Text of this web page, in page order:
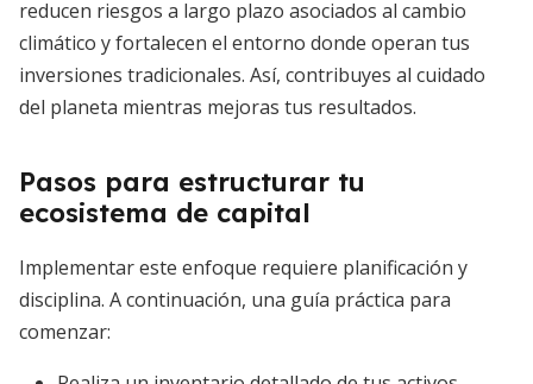
reducen riesgos a largo plazo asociados al cambio
climático y fortalecen el entorno donde operan tus
inversiones tradicionales. Así, contribuyes al cuidado
del planeta mientras mejoras tus resultados.
Pasos para estructurar tu
ecosistema de capital
Implementar este enfoque requiere planificación y
disciplina. A continuación, una guía práctica para
comenzar: